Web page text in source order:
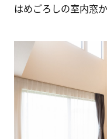
はめごろしの室内窓